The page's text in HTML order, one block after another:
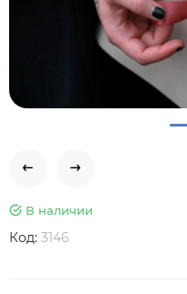
В наличии
Код: 3146